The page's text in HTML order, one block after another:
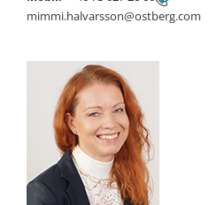
mimmi.halvarsson@ostberg.com